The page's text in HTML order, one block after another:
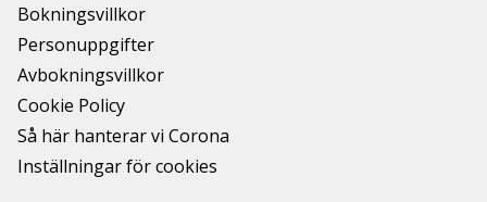
Bokningsvillkor
Personuppgifter
Avbokningsvillkor
Cookie Policy
Så här hanterar vi Corona
Inställningar för cookies